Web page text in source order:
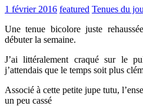
1 février 2016 featured Tenues du
Une tenue bicolore juste
débuter la semaine.
J’ai littéralement craqué sur le
j’attendais que le temps soit plus
Associé à cette petite jupe tutu,
un peu cassé